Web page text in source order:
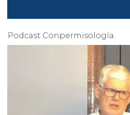
Podcast Conpermisología